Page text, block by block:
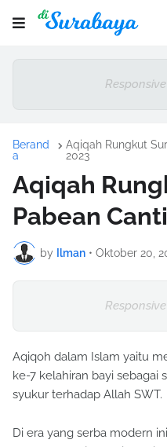
Berand
a
Aqiqah Rungkut
2023
Aqiqah
Pabean
by Ilman • Oktober 20,
Aqiqoh dalam Islam yaitu
ke-7 kelahiran bayi sebagai
syukur terhadap Allah SWT.
Di era yang serba modern